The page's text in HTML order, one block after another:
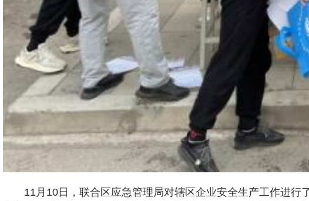
11月10日，联合区应急管理局对辖区企业安全生产工作进